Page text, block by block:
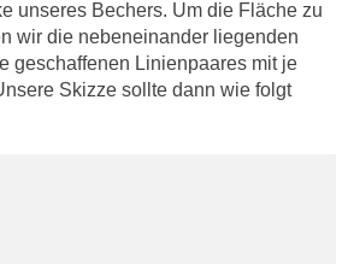
unseres Bechers. Um die Fläche zu
wir die nebeneinander liegenden
geschaffenen Linienpaares mit je
Skizze sollte dann wie folgt